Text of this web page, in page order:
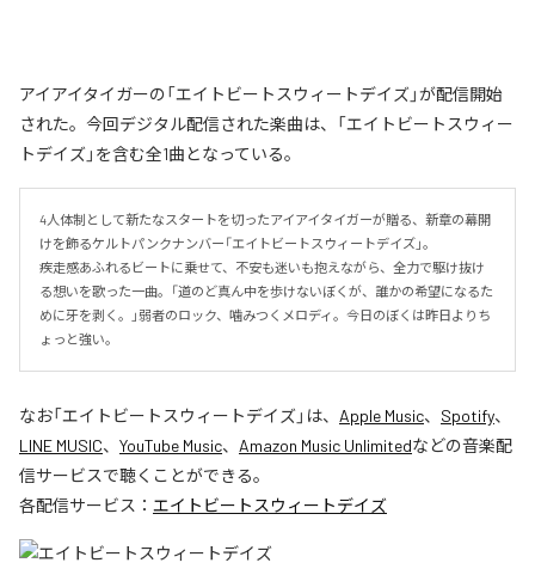
アイアイタイガーの「エイトビートスウィートデイズ」が配信開始
された。今回デジタル配信された楽曲は、「エイトビートスウィー
トデイズ」を含む全1曲となっている。
4人体制として新たなスタートを切ったアイアイタイガーが贈る、新章の幕開
けを飾るケルトパンクナンバー「エイトビートスウィートデイズ」。
疾走感あふれるビートに乗せて、不安も迷いも抱えながら、全力で駆け抜け
る想いを歌った一曲。「道のど真ん中を歩けないぼくが、誰かの希望になるた
めに牙を剥く。」弱者のロック、噛みつくメロディ。今日のぼくは昨日よりち
ょっと強い。
なお「エイトビートスウィートデイズ」は、 Apple Music、 Spotify、
LINE MUSIC、 YouTube Music、 Amazon Music Unlimitedなどの音楽配
信サービスで聴くことができる。
各配信サービス： エイトビートスウィートデイズ